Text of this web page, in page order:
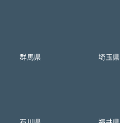
群馬県 埼玉県